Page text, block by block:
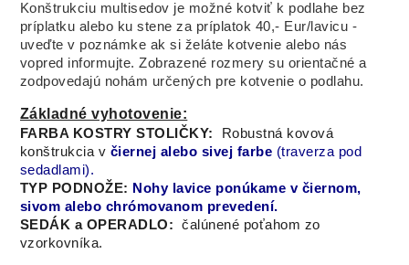
Konštrukciu multisedov je možné kotviť k podlahe bez
príplatku alebo ku stene za príplatok 40,- Eur/lavicu -
uveďte v poznámke ak si želáte kotvenie alebo nás
vopred informujte. Zobrazené rozmery su orientačné a
zodpovedajú nohám určených pre kotvenie o podlahu.
Základné vyhotovenie:
FARBA KOSTRY STOLIČKY:
Robustná kovová
konštrukcia v čiernej alebo sivej farbe (traverza pod
sedadlami).
TYP PODNOŽE: Nohy lavice ponúkame v čiernom,
sivom alebo chrómovanom prevedení.
SEDÁK a OPERADLO:
čalúnené poťahom zo
vzorkovníka.